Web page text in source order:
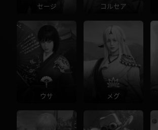
セージ コルセア
ウサ メグ